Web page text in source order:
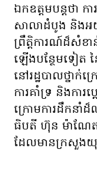
ឯកឧត្តមបន្តថា ក
សាលាដំបូង និងអយ្
ព្រឹត្តិការណ៍ដ៏សំខ
ឡើងបន្ថែមទៀត
នៅរដ្ឋបាលថ្នា
ការគាំទ្រ និងការប្
ក្រោមការដឹកនាំ
ធិបតី ហ៊ុន ម៉ាណែត
ដែលមានក្រសួងយុ